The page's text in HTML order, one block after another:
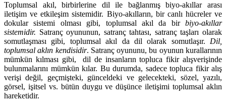
Toplumsal akıl, birbirlerine dil ile bağlanmış biyo-akıllar arası
iletişim ve etkileşim sistemidir. Biyo-akılların, bir canlı hücreler ve
dokular sistemi olması gibi, toplumsal akıl da bir biyo-akıllar
sistemidir. Satranç oyununun, satranç tahtası, satranç taşları olarak
somutlaşması gibi, toplumsal akıl da dil olarak somutlaşır. Dil,
toplumsal aklın kendisidir. Satranç oyununu, bu oyunun kurallarının
mümkün kılması gibi, dil de insanların topluca fikir alışverişinde
bulunmalarını mümkün kılar. Bu durumda, sadece topluca fikir alış
verişi değil, geçmişteki, günceldeki ve gelecekteki, sözel, yazılı,
görsel, işitsel vs. bütün duygu ve düşünce iletişimi toplumsal aklın
hareketidir.